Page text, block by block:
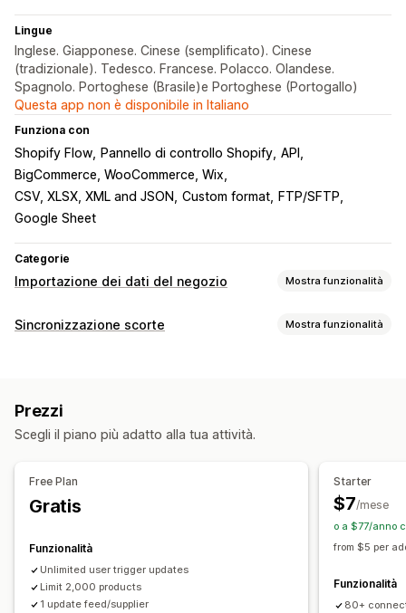
Lingue
Inglese. Giapponese. Cinese (semplificato). Cinese
(tradizionale). Tedesco. Francese. Polacco. Olandese.
Spagnolo. Portoghese (Brasile)e Portoghese (Portogallo)
Questa app non è disponibile in Italiano
Funziona con
Shopify Flow Pannello di controllo Shopify API
BigCommerce, WooCommerce, Wix
CSV, XLSX, XML and JSON
Custom format
FTP/SFTP
Google Sheet
Categorie
Importazione dei dati del negozio Mostra funzionalità
Sincronizzazione dei dati
Sincronizzazione in tempo reale
Sincronizzazione programmata
Migrazione dei dati
Esportazione in blocco
Importazione programmata
FTP/SFTP Supporto di file di grandi dimensioni
CSV
Aggiornamenti in blocco Scorte
Sincronizzazione scorte Mostra funzionalità
Multistore
Programmata
Personalizzata
Report degli errori
Avvisi di scorte ridotte
Importazione ed esportazione di dati
Registri dettagliati
Prezzi
Scegli il piano più adatto alla tua attività.
Free Plan
Gratis
Funzionalità
Unlimited user trigger updates
Limit 2,000 products
1 update feed/supplier
Starter
$7/mese
o a $77/anno
from $5 per
Funzionalità
80+